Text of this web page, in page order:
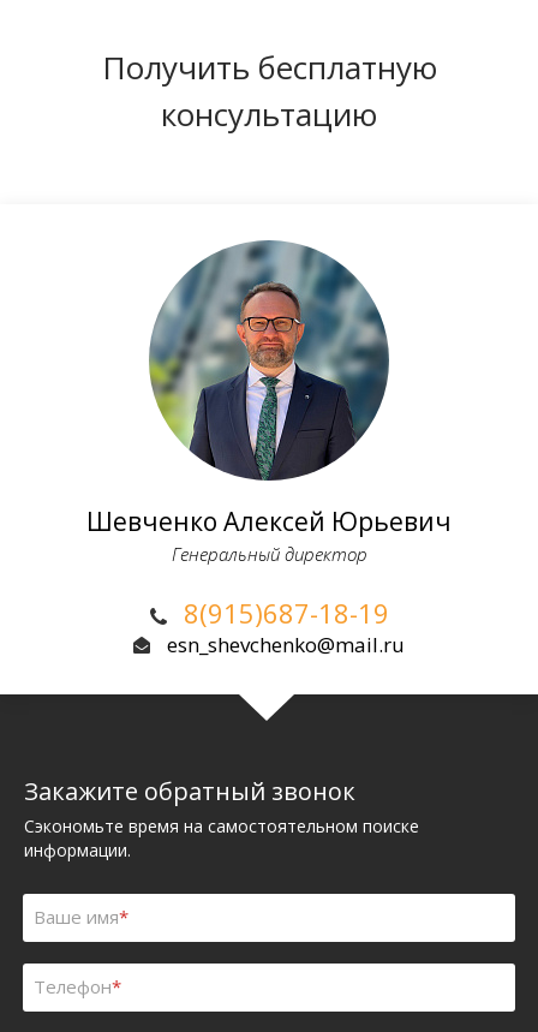
Получить бесплатную
консультацию
Шевченко Алексей Юрьевич
Генеральный директор
8(915)687-18-19
esn_shevchenko@mail.ru
Закажите обратный звонок
Сэкономьте время на самостоятельном поиске
информации.
Ваше имя*
Телефон*